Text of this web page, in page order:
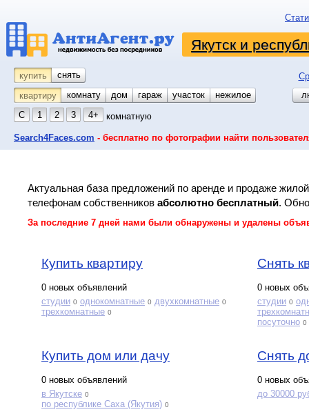
Якутск и
купить снять
квартиру
комнату койко-место
дом гараж участок
нежилое
С
1 2 3 4+ комнатную
Search4Faces.com - бесплатно по фотографии найти
Актуальная база предложений по аренде и продаже
телефонам собственников абсолютно бесплатный.
За последние 7 дней нами были обнаружены и удалены
Купить квартиру
0 новых объявлений
студии 0 однокомнатные 0 двухкомнатные 0
трехкомнатные 0
Снять
0 новых
студии 0
посуточно 0
Купить дом или дачу
0 новых объявлений
в Якутске 0
по республике Саха (Якутия) 0
Снять
0 новых
до 30000